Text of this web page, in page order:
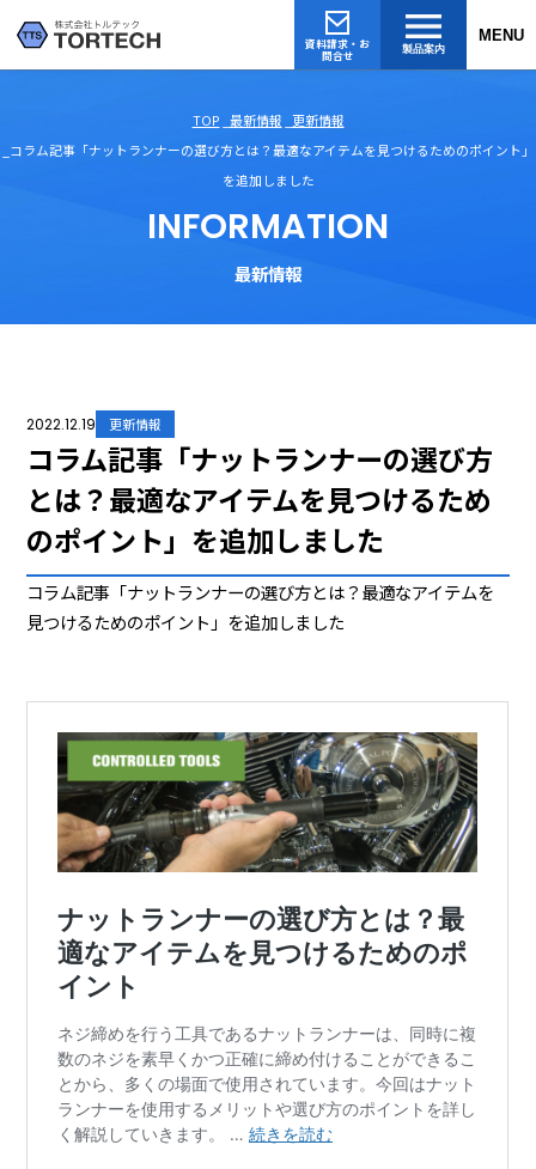
資料請求・お
問合せ
製品案内
MENU
TOP 最新情報 更新情報
コラム記事「ナットランナーの選び方とは？最適なアイテムを見つけるためのポイント」
を追加しました
INFORMATION
最新情報
2022.12.19 更新情報
コラム記事「ナットランナーの選び方
とは？最適なアイテムを見つけるため
のポイント」を追加しました
コラム記事「ナットランナーの選び方とは？最適なアイテムを
見つけるためのポイント」を追加しました